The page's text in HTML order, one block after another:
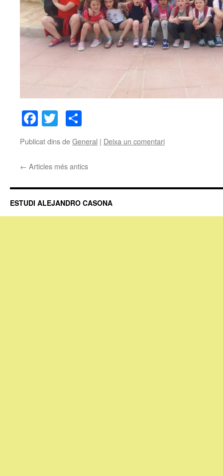
Facebook
Twitter
Publicat dins deGeneral | Deixa un comentari
← Articles més antics
ESTUDI ALEJANDRO CASONA